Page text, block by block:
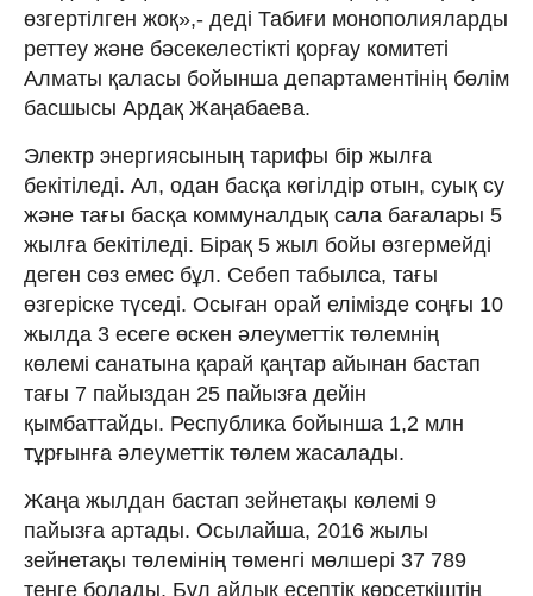
өзгертілген жоқ»,- деді Табиғи монополияларды
реттеу және бәсекелестікті қорғау комитеті
Алматы қаласы бойынша департаментінің бөлім
басшысы Ардақ Жаңабаева.
Электр энергиясының тарифы бір жылға
бекітіледі. Ал, одан басқа көгілдір отын, суық су
және тағы басқа коммуналдық сала бағалары 5
жылға бекітіледі. Бірақ 5 жыл бойы өзгермейді
деген сөз емес бұл. Себеп табылса, тағы
өзгеріске түседі. Осыған орай елімізде соңғы 10
жылда 3 есеге өскен әлеуметтік төлемнің
көлемі санатына қарай қаңтар айынан бастап
тағы 7 пайыздан 25 пайызға дейін
қымбаттайды. Республика бойынша 1,2 млн
тұрғынға әлеуметтік төлем жасалады.
Жаңа жылдан бастап зейнетақы көлемі 9
пайызға артады. Осылайша, 2016 жылы
зейнетақы төлемінің төменгі мөлшері 37 789
теңге болады. Бұл айлық есептік көрсеткіштің